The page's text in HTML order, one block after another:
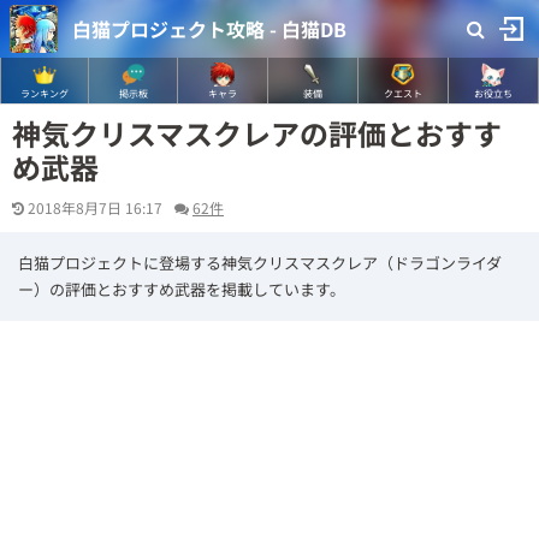
白猫プロジェクト攻略 - 白猫DB
ランキング 掲示板 キャラ 装備 クエスト お役立ち
神気クリスマスクレアの評価とおすす
め武器
2018年8月7日 16:17 62件
白猫プロジェクトに登場する神気クリスマスクレア（ドラゴンライダ
ー）の評価とおすすめ武器を掲載しています。